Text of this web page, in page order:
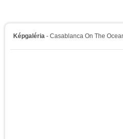
Képgaléria - Casablanca On The